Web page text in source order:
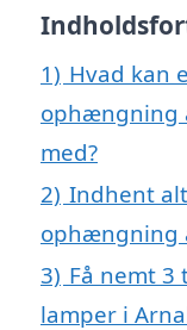
1) Hvad kan
ophængning
med?
2) Indhent
ophængning
3) Få nemt
lamper i